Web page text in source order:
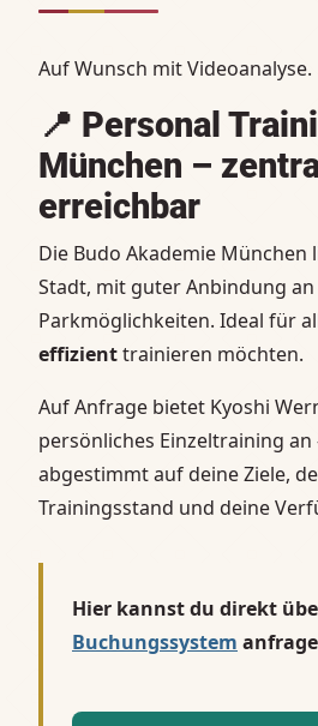
Auf Wunsch mit Videoanalyse.
📍 Personal
München –
erreichbar
Die Budo Akademie München
Stadt, mit guter Anbindung an
Parkmöglichkeiten. Ideal für
effizienttrainieren möchten.
Auf Anfrage bietet Kyoshi
persönliches Einzeltraining an
abgestimmt auf deine Ziele,
Trainingsstand und deine
Hier kannst du direkt
Buchungssystem